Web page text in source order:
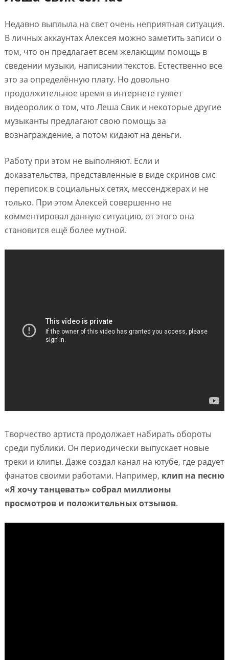
Недавно выплыла на свет очень неприятная ситуация.
В личных аккаунтах Алексея можно заметить записи о
том, что он предлагает всем желающим помощь в
сведении музыки, написании текстов. Естественно все
это за определённую плату. Но довольно
продолжительное время в интернете гуляет
видеоролик о том, что Леша Свик и некоторые другие
музыканты предлагают свою помощь за
вознаграждение, а потом кидают на деньги.
Работу при этом не выполняют. Если и
доказательства, представленные в виде скринов смс
переписок в социальных сетях, мессенджерах и не
только. При этом Алексей совершенно не
комментировал данную ситуацию, от этого она
становится ещё более мутной.
Творчество артиста продолжает набирать обороты
среди публики. Он периодически выпускает новые
треки и клипы. Даже создал канал на ютубе, где радует
фанатов своими работами. Например, клип на песню
«Я хочу танцевать» собрал миллионы
просмотров и положительных отзывов.